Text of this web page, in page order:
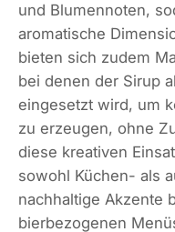
und Blumennoten,
aromatische
bieten sich zudem
bei denen der Sirup
eingesetzt wird, um
zu erzeugen, ohne
diese kreativen
sowohl Küchen- als
nachhaltige Akzente
bierbezogenen